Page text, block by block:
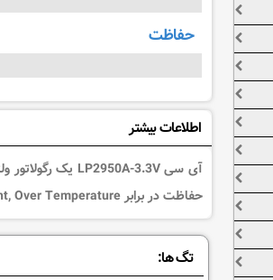
حفاظت
اطلاعات بیشتر
حفاظت در برابر Over Current, Over Temperature نوع DIP و پکیج TO-92-3 می باشد.
تگ ها: